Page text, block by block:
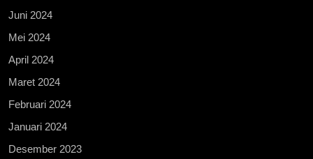
Juni 2024
Mei 2024
April 2024
Maret 2024
Februari 2024
Januari 2024
Desember 2023